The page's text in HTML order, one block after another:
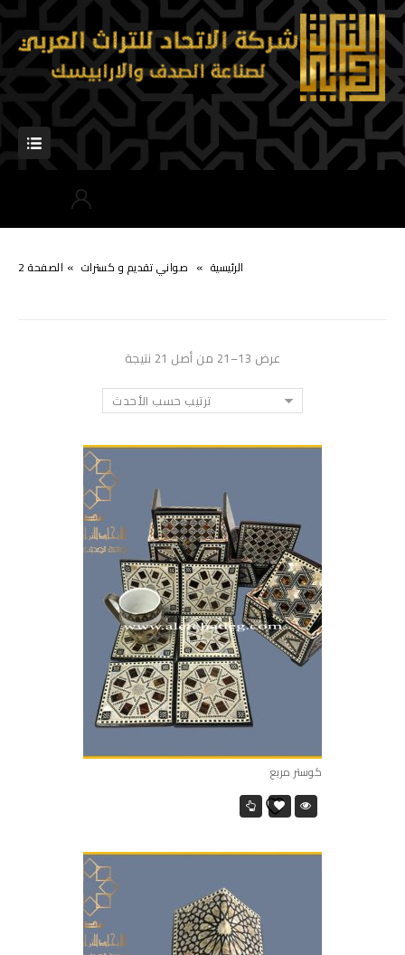
الرئيسية » صواني تقدیم و كسترات » الصفحة 2
عرض 13–21 من أصل 21 نتيجة
ترتيب حسب الأحدث
كوستر مربع